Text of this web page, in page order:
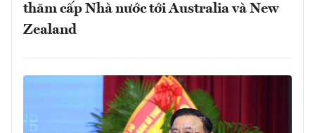
thăm cấp Nhà nước tới Australia và New
Zealand